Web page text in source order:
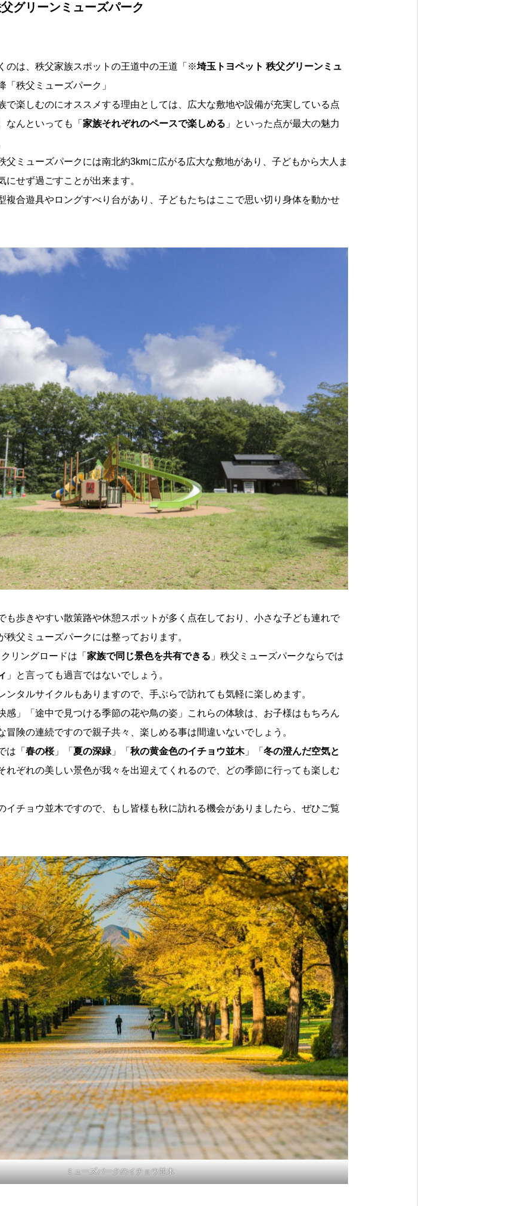
グリーンミューズパーク
のは、秩父家族スポットの王道中の王道「※埼玉トヨペット 秩父グリーンミュ
「秩父ミューズパーク」
で楽しむのにオススメする理由としては、広大な敷地や設備が充実している点
なんといっても「 家族それぞれのペースで楽しめる 」といった点が最大の魅力
父ミューズパークには南北約3kmに広がる広大な敷地があり、子どもから大人ま
にせず過ごすことが出来ます。
複合遊具やロングすべり台があり、子どもたちはここで思い切り身体を動かせ
も歩きやすい散策路や休憩スポットが多く点在しており、小さな子ども連れで
秩父ミューズパークには整っております。
リングロードは「 家族で同じ景色を共有できる 」秩父ミューズパークならでは
」と言っても過言ではないでしょう。
ンタルサイクルもありますので、手ぶらで訪れても気軽に楽しめます。
感」「途中で見つける季節の花や鳥の姿」これらの体験は、お子様はもちろん
冒険の連続ですので親子共々、楽しめる事は間違いないでしょう。
は「 春の桜」「 夏の深緑」「 秋の黄金色のイチョウ並木」「 冬の澄んだ空気と
れぞれの美しい景色が我々を出迎えてくれるので、どの季節に行っても楽しむ
イチョウ並木ですので、もし皆様も秋に訪れる機会がありましたら、ぜひご覧
ミューズパークのイチョウ並木